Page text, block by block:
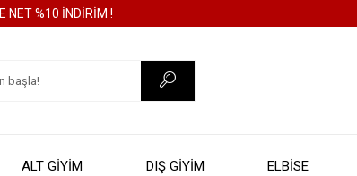
NET %10 İNDİRİM !
ALT GİYİM DIŞ GİYİM ELBİSE